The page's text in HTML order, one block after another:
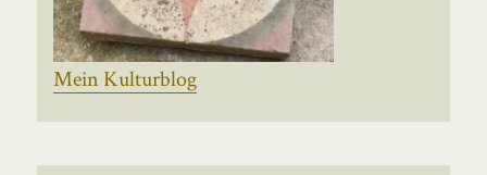
Mein Kulturblog